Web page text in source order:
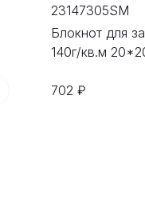
702 ₽
Блокнот для
140г/кв.м
23147305SM